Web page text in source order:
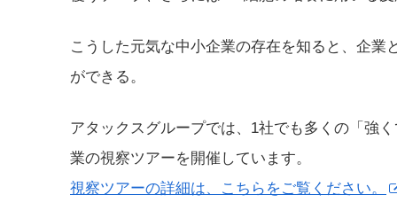
こうした元気な中小企業の存在を知ると、企
ができる。
アタックスグループでは、1社でも多くの「強
業の視察ツアーを開催しています。
視察ツアーの詳細は、こちらをご覧ください。